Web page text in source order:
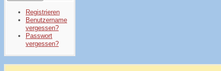
Registrieren
Benutzername
vergessen?
Passwort
vergessen?